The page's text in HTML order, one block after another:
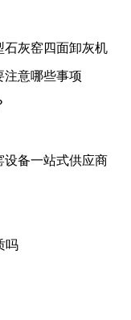
石灰窑四面卸灰机
注意哪些事项
设备一站式供应商
吗